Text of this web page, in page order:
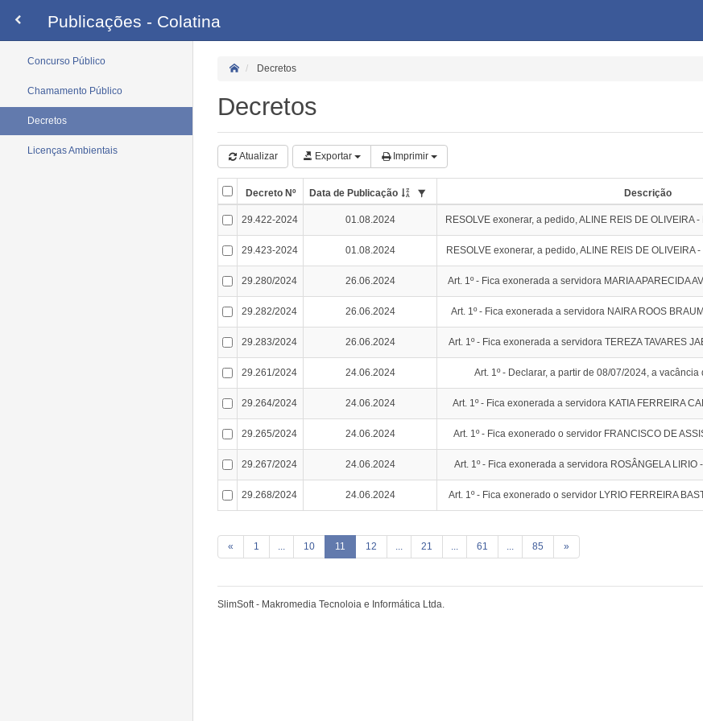
Publicações - Colatina
Concurso Público
Chamamento Público
Decretos
Licenças Ambientais
Decretos
Decretos
Atualizar Exportar Imprimir
Decreto Nº Data de Publicação Descrição
29.422-2024 01.08.2024 RESOLVE exonerar, a pedido, ALINE REIS DE OLIVEIRA
29.423-2024 01.08.2024 RESOLVE exonerar, a pedido, ALINE REIS DE OLIVEIRA
29.280/2024 26.06.2024 Art. 1º - Fica exonerada a servidora MARIA APARECIDA
29.282/2024 26.06.2024 Art. 1º - Fica exonerada a servidora NAIRA ROOS
29.283/2024 26.06.2024 Art. 1º - Fica exonerada a servidora TEREZA TAVARES
29.261/2024 24.06.2024 Art. 1º - Declarar, a partir de 08/07/2024, a
29.264/2024 24.06.2024 Art. 1º - Fica exonerada a servidora KATIA FERREIRA
29.265/2024 24.06.2024 Art. 1º - Fica exonerado o servidor FRANCISCO DE
29.267/2024 24.06.2024 Art. 1º - Fica exonerada a servidora ROSÂNGELA LIRIO
29.268/2024 24.06.2024 Art. 1º - Fica exonerado o servidor LYRIO FERREIRA
« 1 ... 10 11 12 ... 21 ... 61 ... 85 »
SlimSoft - Makromedia Tecnoloia e Informática Ltda.